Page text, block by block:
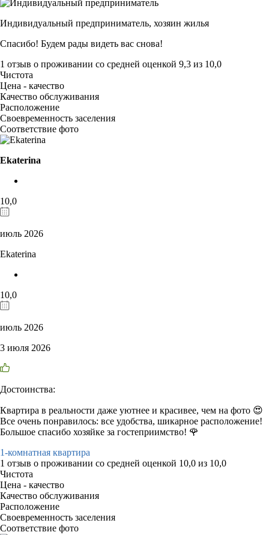
Индивидуальный предприниматель, хозяин жилья
Спасибо! Будем рады видеть вас снова!
1 отзыв о проживании со средней оценкой 9,3 из 10,0
Чистота
Цена - качество
Качество обслуживания
Расположение
Своевременность заселения
Соответствие фото
Ekaterina
10,0
июль 2026
Ekaterina
10,0
июль 2026
3 июля 2026
Достоинства:
Квартира в реальности даже уютнее и красивее, чем на фото 😍
Все очень понравилось: все удобства, шикарное расположение!
Большое спасибо хозяйке за гостеприимство! 🌹
1-комнатная квартира
1 отзыв о проживании со средней оценкой 10,0 из 10,0
Чистота
Цена - качество
Качество обслуживания
Расположение
Своевременность заселения
Соответствие фото